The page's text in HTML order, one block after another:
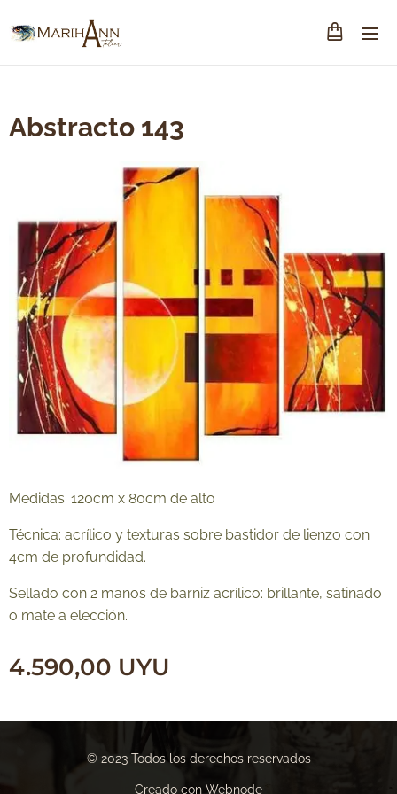
Abstracto 143
Medidas: 120cm x 80cm de alto
Técnica: acrílico y texturas sobre bastidor de lienzo con
4cm de profundidad.
Sellado con 2 manos de barniz acrílico: brillante, satinado
o mate a elección.
4.590,00 UYU
© 2023 Todos los derechos reservados
Creado con Webnode